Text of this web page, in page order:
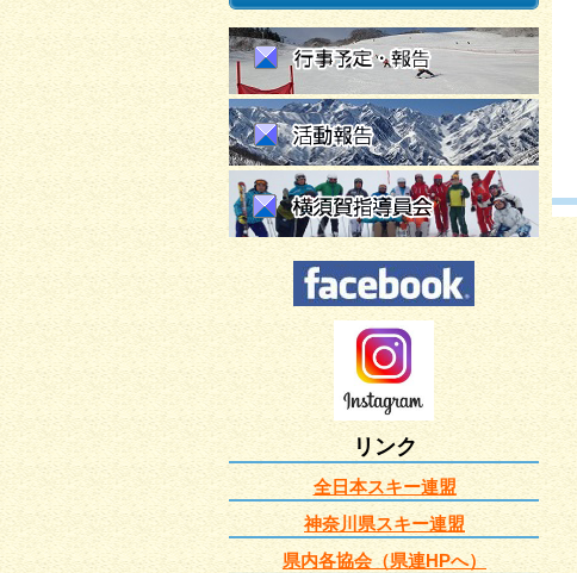
リンク
全日本スキー連盟
神奈川県スキー連盟
県内各協会（県連HPへ）